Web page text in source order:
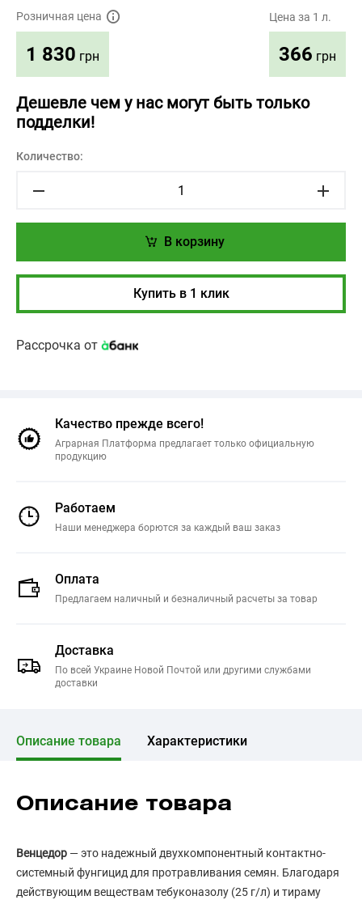
Розничная цена
1 830 грн
Цена за 1 л.
366 грн
Дешевле чем у нас могут быть только
подделки!
Количество:
В корзину
Купить в 1 клик
Рассрочка от
Качество прежде всего!
Аграрная Платформа предлагает только официальную
продукцию
Работаем
Наши менеджера борются за каждый ваш заказ
Оплата
Предлагаем наличный и безналичный расчеты за товар
Доставка
По всей Украине Новой Почтой или другими службами
доставки
Описание товара Характеристики
Описание товара
Венцедор — это надежный двухкомпонентный контактно-
системный фунгицид для протравливания семян. Благодаря
действующим веществам тебуконазолу (25 г/л) и тираму